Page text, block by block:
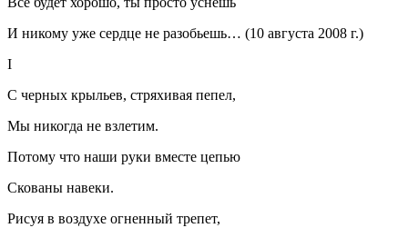
И никому уже сердце не разобьешь… (10 августа 2008 г.)
I
С черных крыльев, стряхивая пепел,
Мы никогда не взлетим.
Потому что наши руки вместе цепью
Скованы навеки.
Рисуя в воздухе огненный трепет,